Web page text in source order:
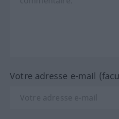
Votre adresse e-mail